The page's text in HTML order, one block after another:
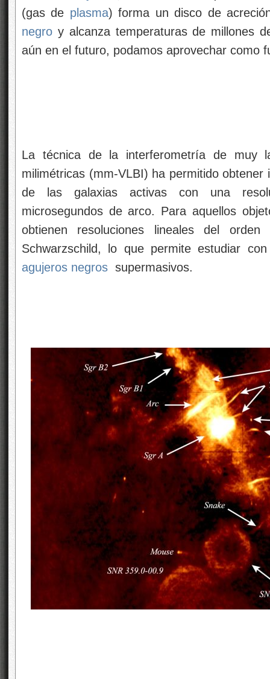
(gas de plasma) forma un disco de
negro y alcanza temperaturas de millones
aún en el futuro, podamos aprovechar como
La técnica de la interferometría de muy
milimétricas (mm-VLBI) ha permitido
de las galaxias activas con una
microsegundos de arco. Para aquellos
obtienen resoluciones lineales del
Schwarzschild, lo que permite estudiar
agujeros negros supermasivos.